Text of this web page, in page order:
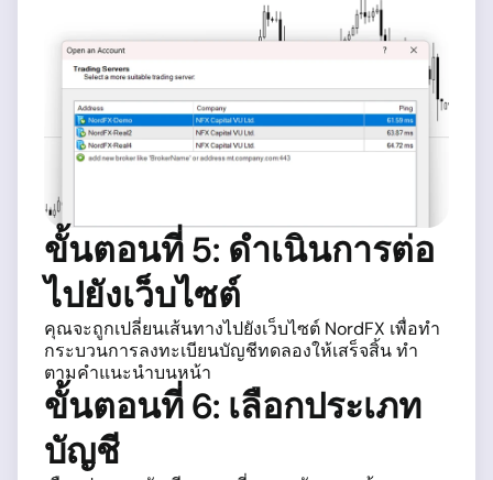
ขั้นตอนที่ 5: ดำเนินการต่อ
ไปยังเว็บไซต์
คุณจะถูกเปลี่ยนเส้นทางไปยังเว็บไซต์ NordFX เพื่อทำ
กระบวนการลงทะเบียนบัญชีทดลองให้เสร็จสิ้น ทำ
ตามคำแนะนำบนหน้า
ขั้นตอนที่ 6: เลือกประเภท
บัญชี